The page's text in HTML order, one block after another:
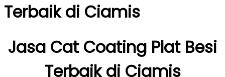
Terbaik di Ciamis
Jasa Cat Coating Plat Besi
Terbaik di Ciamis